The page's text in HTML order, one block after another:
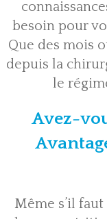
besoin pour
Que des mois
depuis la
le
Avez-
Même s’il